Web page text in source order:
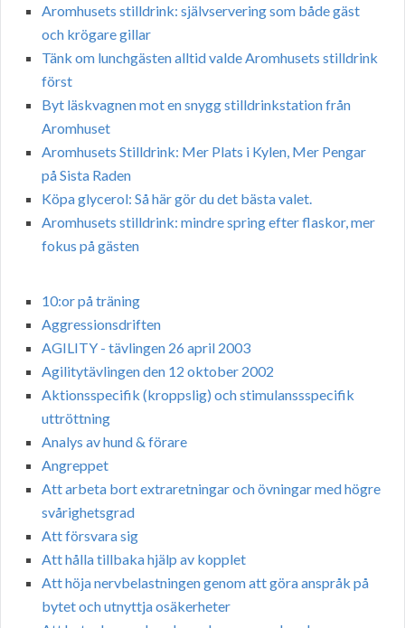
Aromhusets stilldrink: självservering som både gäst
och krögare gillar
Tänk om lunchgästen alltid valde Aromhusets stilldrink
först
Byt läskvagnen mot en snygg stilldrinkstation från
Aromhuset
Aromhusets Stilldrink: Mer Plats i Kylen, Mer Pengar
på Sista Raden
Köpa glycerol: Så här gör du det bästa valet.
Aromhusets stilldrink: mindre spring efter flaskor, mer
fokus på gästen
10:or på träning
Aggressionsdriften
AGILITY - tävlingen 26 april 2003
Agilitytävlingen den 12 oktober 2002
Aktionsspecifik (kroppslig) och stimulanssspecifik
uttröttning
Analys av hund & förare
Angreppet
Att arbeta bort extraretningar och övningar med högre
svårighetsgrad
Att försvara sig
Att hålla tillbaka hjälp av kopplet
Att höja nervbelastningen genom att göra anspråk på
bytet och utnyttja osäkerheter